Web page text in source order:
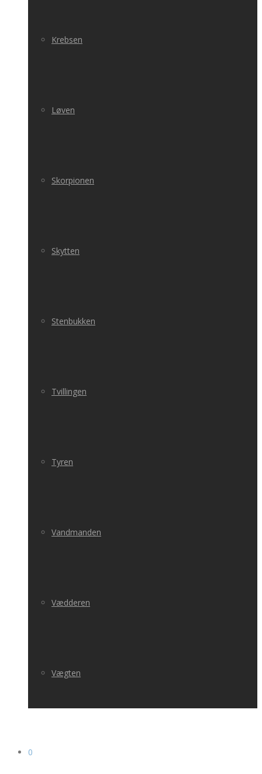
Krebsen
Løven
Skorpionen
Skytten
Stenbukken
Tvillingen
Tyren
Vandmanden
Vædderen
Vægten
0